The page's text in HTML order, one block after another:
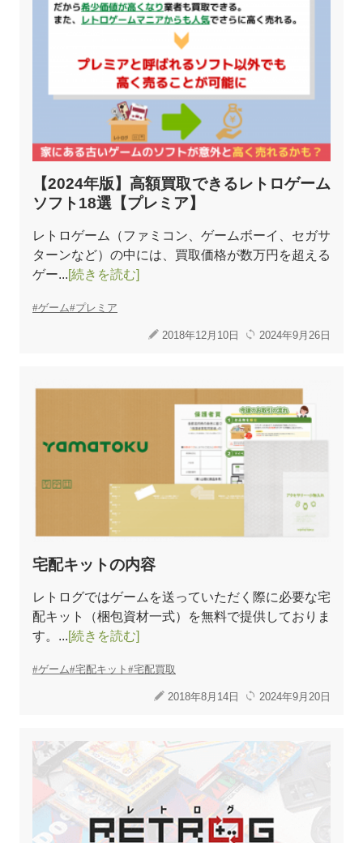
【2024年版】高額買取できるレトロゲーム
ソフト18選【プレミア】
レトロゲーム（ファミコン、ゲームボーイ、セガサ
ターンなど）の中には、買取価格が数万円を超える
ゲー...[続きを読む]
ゲーム プレミア
2018年12月10日 2024年9月26日
宅配キットの内容
レトログではゲームを送っていただく際に必要な宅
配キット（梱包資材一式）を無料で提供しておりま
す。...[続きを読む]
ゲーム 宅配キット 宅配買取
2018年8月14日 2024年9月20日